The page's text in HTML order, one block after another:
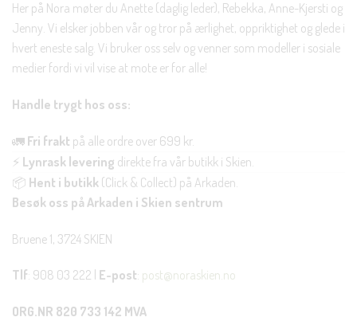
Her på Nora møter du Anette (daglig leder), Rebekka, Anne-Kjersti og
Jenny. Vi elsker jobben vår og tror på ærlighet, oppriktighet og glede i
hvert eneste salg. Vi bruker oss selv og venner som modeller i sosiale
medier fordi vi vil vise at mote er for alle!
Handle trygt hos oss:
🚛 Fri frakt på alle ordre over 699 kr.
⚡ Lynrask levering direkte fra vår butikk i Skien.
📦 Hent i butikk (Click & Collect) på Arkaden.
Besøk oss på Arkaden i Skien sentrum
Bruene 1, 3724 SKIEN
Tlf: 908 03 222 | E-post: post@noraskien.no
ORG.NR 820 733 142 MVA